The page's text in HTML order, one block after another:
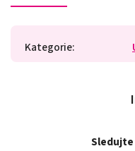
Kategorie:
Sledujte